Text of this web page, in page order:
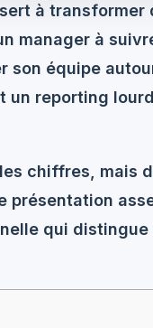
à transformer
manager à
équipe
reporting
chiffres, mais
présentation
qui